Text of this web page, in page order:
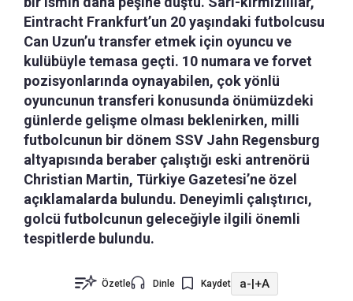
Eintracht Frankfurt’un 20 yaşındaki futbolcusu
Can Uzun’u transfer etmek için oyuncu ve
kulübüyle temasa geçti. 10 numara ve forvet
pozisyonlarında oynayabilen, çok yönlü
oyuncunun transferi konusunda önümüzdeki
günlerde gelişme olması beklenirken, milli
futbolcunun bir dönem SSV Jahn Regensburg
altyapısında beraber çalıştığı eski antrenörü
Christian Martin, Türkiye Gazetesi’ne özel
açıklamalarda bulundu. Deneyimli çalıştırıcı,
golcü futbolcunun geleceğiyle ilgili önemli
tespitlerde bulundu.
Özetle Dinle Kaydet a-|+A